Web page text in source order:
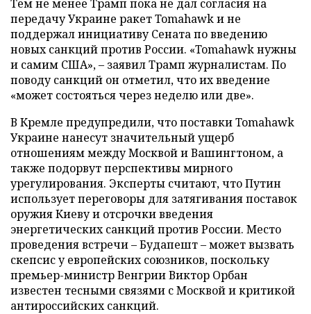
Тем не менее Трамп пока не дал согласия на
передачу Украине ракет Tomahawk и не
поддержал инициативу Сената по введению
новых санкций против России. «Tomahawk нужны
и самим США», – заявил Трамп журналистам. По
поводу санкций он отметил, что их введение
«может состояться через неделю или две».
В Кремле предупредили, что поставки Tomahawk
Украине нанесут значительный ущерб
отношениям между Москвой и Вашингтоном, а
также подорвут перспективы мирного
урегулирования. Эксперты считают, что Путин
использует переговоры для затягивания поставок
оружия Киеву и отсрочки введения
энергетических санкций против России. Место
проведения встречи – Будапешт – может вызвать
скепсис у европейских союзников, поскольку
премьер-министр Венгрии Виктор Орбан
известен тесными связями с Москвой и критикой
антироссийских санкций.